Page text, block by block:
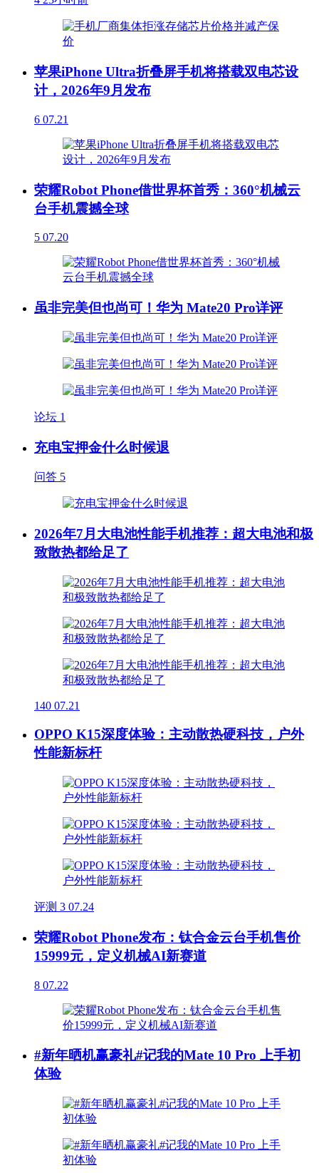
苹果iPhone Ultra折叠屏手机将搭载双电芯设
计，2026年9月发布
6 07.21
荣耀Robot Phone借世界杯首秀：360°机械云
台手机震撼全球
5 07.20
虽非完美但也尚可！华为 Mate20 Pro详评
论坛 1
充电宝押金什么时候退
问答 5
2026年7月大电池性能手机推荐：超大电池和极
致散热都给足了
140 07.21
OPPO K15深度体验：主动散热硬科技，户外
性能新标杆
评测 3 07.24
荣耀Robot Phone发布：钛合金云台手机售价
15999元，定义机械AI新赛道
8 07.22
#新年晒机赢豪礼#记我的Mate 10 Pro 上手初
体验